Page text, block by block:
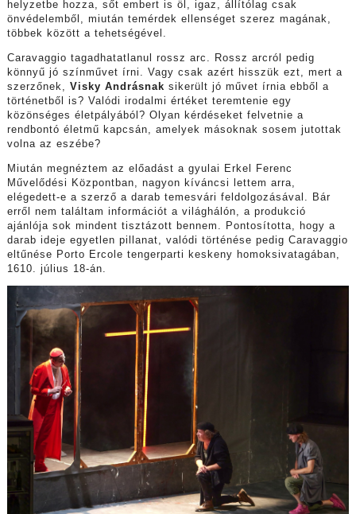
helyzetbe hozza, sőt embert is öl, igaz, állítólag csak
önvédelemből, miután temérdek ellenséget szerez magának,
többek között a tehetségével.
Caravaggio tagadhatatlanul rossz arc. Rossz arcról pedig
könnyű jó színművet írni. Vagy csak azért hisszük ezt, mert a
szerzőnek, Visky Andrásnak sikerült jó művet írnia ebből a
történetből is? Valódi irodalmi értéket teremtenie egy
közönséges életpályából? Olyan kérdéseket felvetnie a
rendbontó életmű kapcsán, amelyek másoknak sosem jutottak
volna az eszébe?
Miután megnéztem az előadást a gyulai Erkel Ferenc
Művelődési Központban, nagyon kíváncsi lettem arra,
elégedett-e a szerző a darab temesvári feldolgozásával. Bár
erről nem találtam információt a világhálón, a produkció
ajánlója sok mindent tisztázott bennem. Pontosította, hogy a
darab ideje egyetlen pillanat, valódi történése pedig Caravaggio
eltűnése Porto Ercole tengerparti keskeny homoksivatagában,
1610. július 18-án.